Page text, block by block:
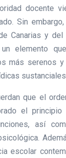
docente
Sin
Canarias y
un elemento
más serenos
que el
el
así
escolar